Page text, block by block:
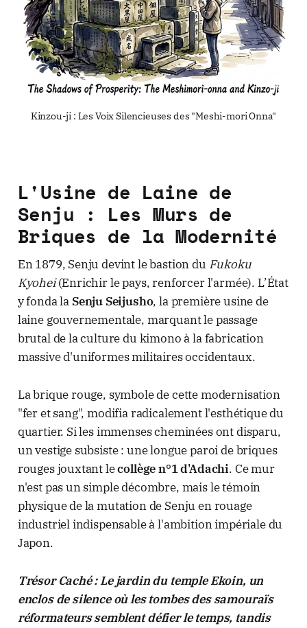
Kinzou-ji : Les Voix Silencieuses des "Meshi-mori Onna"
L'Usine de Laine de
Senju : Les Murs de
Briques de la Modernité
En 1879, Senju devint le bastion du Fukoku
Kyohei(Enrichir le pays, renforcer l'armée). L’État
y fonda la Senju Seijusho, la première usine de
laine gouvernementale, marquant le passage
brutal de la culture du kimono à la fabrication
massive d'uniformes militaires occidentaux.
La brique rouge, symbole de cette modernisation
"fer et sang", modifia radicalement l'esthétique du
quartier. Si les immenses cheminées ont disparu,
un vestige subsiste : une longue paroi de briques
rouges jouxtant lecollège n°1 d'Adachi. Ce mur
n'est pas un simple décombre, mais le témoin
physique de la mutation de Senju en rouage
industriel indispensable à l'ambition impériale du
Japon.
Trésor Caché : Le jardin du temple Ekoin, un
enclos de silence où les tombes des samouraïs
réformateurs semblent défier le temps, tandis